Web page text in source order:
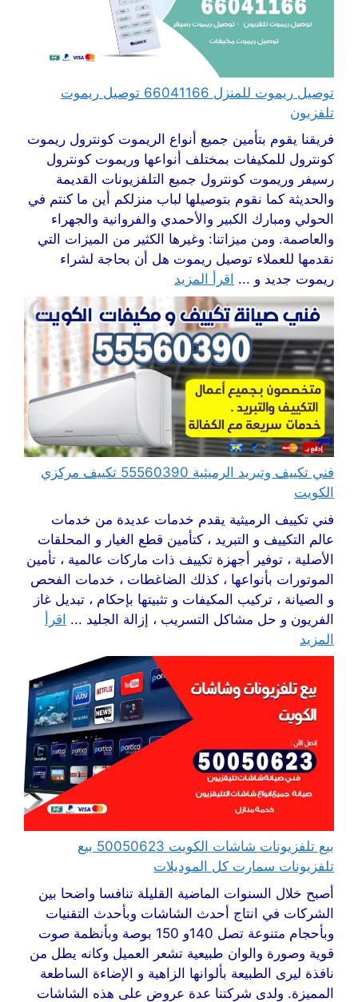
توصيل ريموت للمنزل 66041166 توصيل ريموت
تلفزيون
فريقنا يقوم بتأمين جميع أنواع الريموت كونترول ريموت
كونترول للمكيفات بمختلف أنواعها وريموت كونترول
رسيفر وريموت كونترول جميع التلفزيونات القديمة
والحديثة كما نقوم بتوصيلها لباب منزلكم أين ما كنتم في
الحولي ومبارك الكبير والأحمدي والفروانية والجهراء
والعاصمة. ومن ميزاتنا: وغيرها الكثير من الميزات التي
نقدمها للعملاء توصيل ريموت هل أن بحاجة لشراء
ريموت جديد و ... اقرأ المزيد
فني تكييف وتبريد الرميثية 55560390 تكييف مركزي
الكويت
فني تكييف الرميثية يقدم خدمات عديدة من خدمات
عالم التكييف و التبريد ، كتأمين قطع الغيار و المحلقات
الأصلية ، توفير أجهزة تكييف ذات ماركات عالمية ، تأمين
الموتورات بأنواعها ، كذلك الضاغطات ، خدمات الفحص
و الصيانة ، تركيب المكيفات و تثبيتها بإحكام ، تبديل غاز
الفريون و حل مشاكل التسريب ، إزالة الجليد ... اقرأ
المزيد
بيع تلفزيونات شاشات الكويت 50050623 بيع
تلفزيونات سمارت كل الموديلات
أصبح خلال السنوات الماضية القليلة تنافسا واضحا بين
الشركات في انتاج أحدث الشاشات وبأحدث التقنيات
وبأحجام متنوعة تصل 140و 150 بوصة وبأنظمة صوت
قوية وصورة والوان طبيعية تشعر العميل وكانه يطل من
نافذة ليرى الطبيعة بألوانها الزاهية و الإضاءة الساطعة
المميزة. ولدى شركتنا عدة عروض على هذه الشاشات